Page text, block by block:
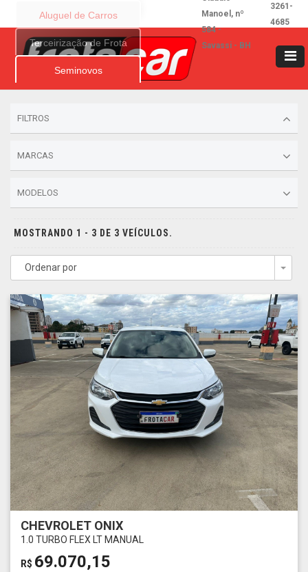
Aluguel de Carros
Terceirização de Frota
Seminovos
Manoel, nº
584 -
Savassi - BH
3261-
4685
FILTROS
MARCAS
MODELOS
MOSTRANDO 1 - 3 DE 3 VEÍCULOS.
Ordenar por
CHEVROLET ONIX
1.0 TURBO FLEX LT MANUAL
R$ 69.070,15